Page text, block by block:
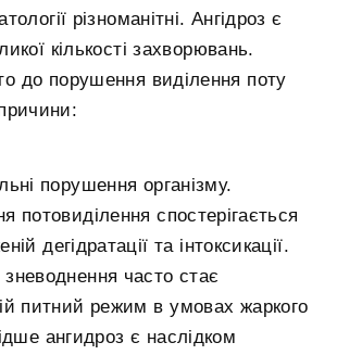
різноманітні. Ангідроз є
кількості захворювань.
до порушення виділення поту
порушення організму.
потовиділення спостерігається
дегідратації та інтоксикації.
часто стає
питний режим в умовах жаркого
ангидроз є наслідком